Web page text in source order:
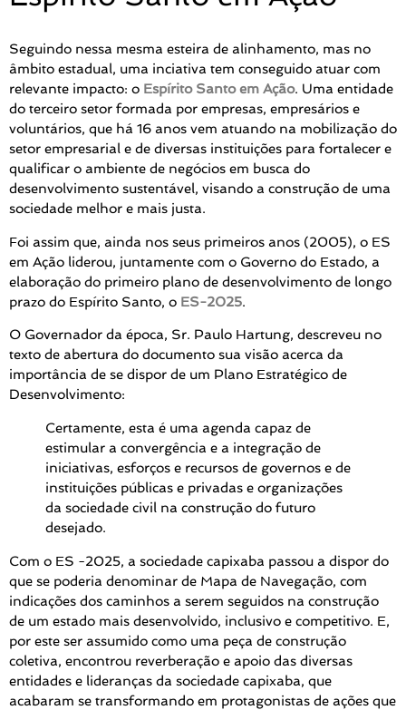
Seguindo nessa mesma esteira de alinhamento, mas no
âmbito estadual, uma inciativa tem conseguido atuar com
relevante impacto: o Espírito Santo em Ação. Uma entidade
do terceiro setor formada por empresas, empresários e
voluntários, que há 16 anos vem atuando na mobilização do
setor empresarial e de diversas instituições para fortalecer e
qualificar o ambiente de negócios em busca do
desenvolvimento sustentável, visando a construção de uma
sociedade melhor e mais justa.
Foi assim que, ainda nos seus primeiros anos (2005), o ES
em Ação liderou, juntamente com o Governo do Estado, a
elaboração do primeiro plano de desenvolvimento de longo
prazo do Espírito Santo, o ES-2025.
O Governador da época, Sr. Paulo Hartung, descreveu no
texto de abertura do documento sua visão acerca da
importância de se dispor de um Plano Estratégico de
Desenvolvimento:
Certamente, esta é uma agenda capaz de
estimular a convergência e a integração de
iniciativas, esforços e recursos de governos e de
instituições públicas e privadas e organizações
da sociedade civil na construção do futuro
desejado.
Com o ES -2025, a sociedade capixaba passou a dispor do
que se poderia denominar de Mapa de Navegação, com
indicações dos caminhos a serem seguidos na construção
de um estado mais desenvolvido, inclusivo e competitivo. E,
por este ser assumido como uma peça de construção
coletiva, encontrou reverberação e apoio das diversas
entidades e lideranças da sociedade capixaba, que
acabaram se transformando em protagonistas de ações que